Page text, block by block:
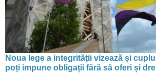
Noua lege a integrității vizează și
poți impune obligații fără să oferi și